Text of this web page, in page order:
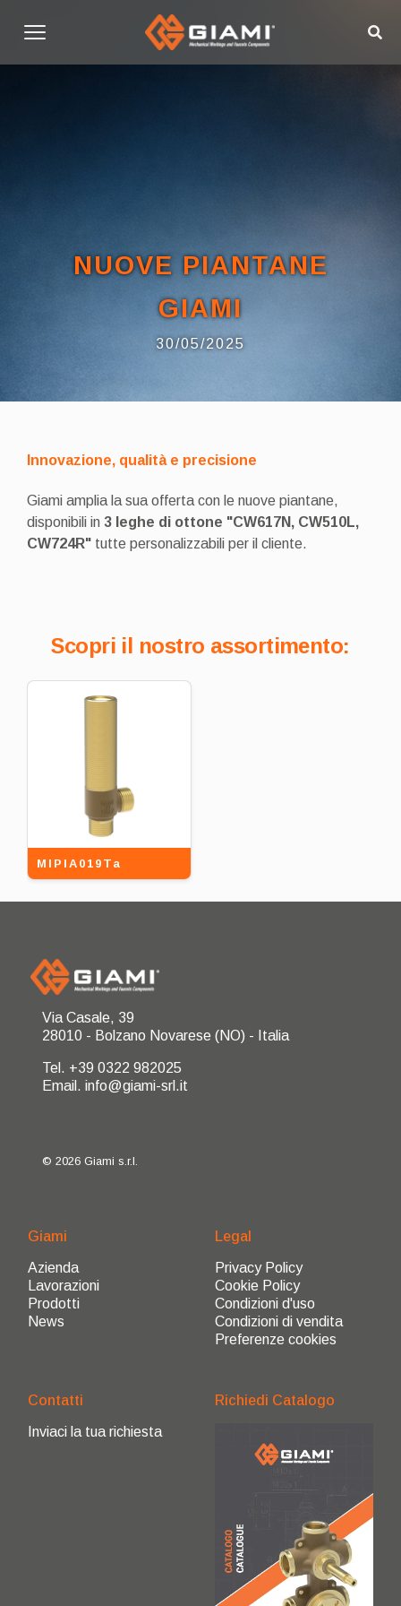
NUOVE PIANTANE
GIAMI
30/05/2025
Innovazione, qualità e precisione
Giami amplia la sua offerta con le nuove piantane,
disponibili in 3 leghe di ottone "CW617N, CW510L,
CW724R" tutte personalizzabili per il cliente.
Scopri il nostro assortimento:
MIPIA019Ta
Via Casale, 39
28010 - Bolzano Novarese (NO) - Italia
Tel. +39 0322 982025
Email. info@giami-srl.it
© 2026 Giami s.r.l.
Giami
Azienda
Lavorazioni
Prodotti
News
Legal
Privacy Policy
Cookie Policy
Condizioni d'uso
Condizioni di vendita
Preferenze cookies
Contatti
Inviaci la tua richiesta
Richiedi Catalogo